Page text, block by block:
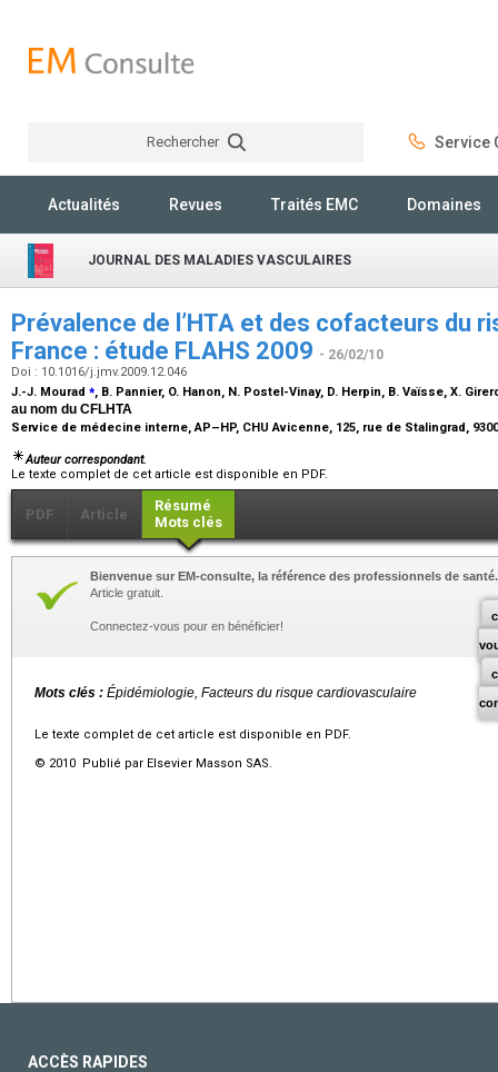
Rechercher Service
Actualités Revues Traités EMC Domaines
JOURNAL DES MALADIES VASCULAIRES
Prévalence de l’HTA et des cofacteurs du
France : étude FLAHS 2009 - 26/02/10
Doi : 10.1016/j.jmv.2009.12.046
J.-J. Mourad ⁎, B. Pannier, O. Hanon, N. Postel-Vinay, D. Herpin, B. Vaïsse, X.
au nom du CFLHTA
Service de médecine interne, AP–HP, CHU Avicenne, 125, rue de Stalingrad,
Auteur correspondant.
Le texte complet de cet article est disponible en PDF.
PDF Article
Résumé
Mots clés
Bienvenue sur EM-consulte, la référence des professionnels de santé.
Article gratuit.
Connectez-vous pour en bénéficier!
Mots clés : Épidémiologie, Facteurs du risque cardiovasculaire
Le texte complet de cet article est disponible en PDF.
© 2010 Publié par Elsevier Masson SAS.
ACCÈS RAPIDES